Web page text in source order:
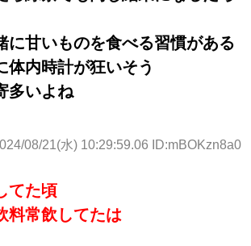
に甘いものを食べる習慣がある
体内時計が狂いそう
多いよね
08/21(水) 10:29:59.06 ID:mBOKzn8a0
てた頃
料常飲してたは